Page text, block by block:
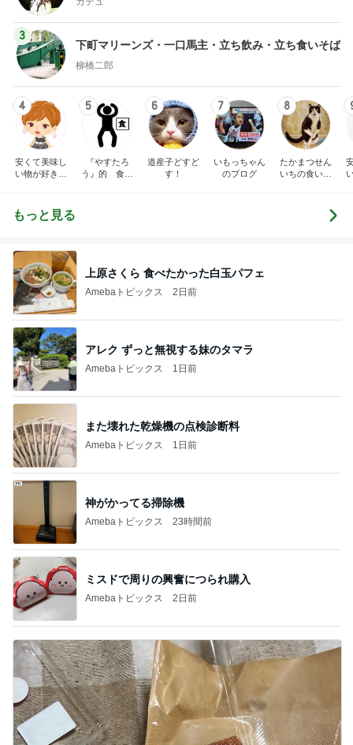
3
下町マリーンズ・一口馬主・立ち飲み・立ち食いそば
柳橋二郎
4
安くて美味し
い物が好き☆
5
『やすたろ
う』的 食の
6
道産子どすど
す！
7
いもっちゃん
のブログ
8
たかまつせん
いちの食い散
もっと見る
上原さくら 食べたかった白玉パフェ
Amebaトピックス 2日前
アレク ずっと無視する妹のタマラ
Amebaトピックス 1日前
また壊れた乾燥機の点検診断料
Amebaトピックス 1日前
神がかってる掃除機
Amebaトピックス 23時間前
ミスドで周りの興奮につられ購入
Amebaトピックス 2日前